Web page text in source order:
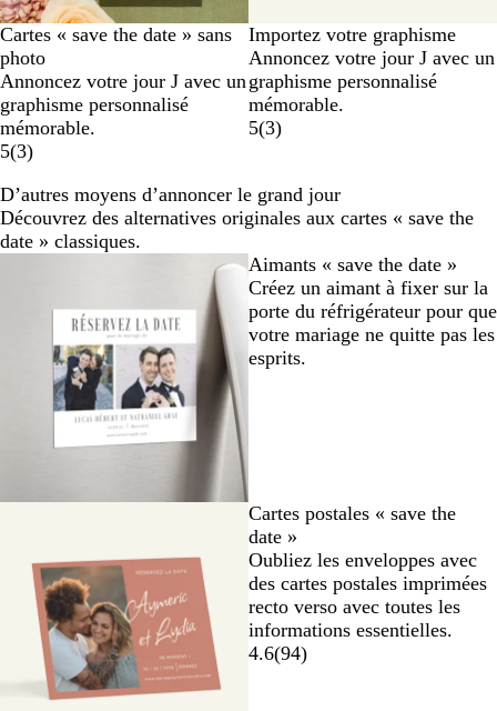
Cartes « save the date » sans
photo
Annoncez votre jour J avec un
graphisme personnalisé
mémorable.
5(3)
Importez votre graphisme
Annoncez votre jour J avec un
graphisme personnalisé
mémorable.
5(3)
D’autres moyens d’annoncer le grand jour
Découvrez des alternatives originales aux cartes « save the
date » classiques.
Aimants « save the date »
Créez un aimant à fixer sur la
porte du réfrigérateur pour que
votre mariage ne quitte pas les
esprits.
Cartes postales « save the
date »
Oubliez les enveloppes avec
des cartes postales imprimées
recto verso avec toutes les
informations essentielles.
4.6(94)